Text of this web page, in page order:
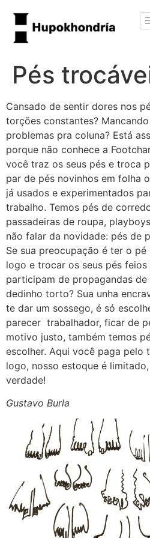
Pés
Cansado de sentir dores nos
torções constantes?
problemas pra coluna? Está
porque não conhece a
você traz os seus pés e troca
par de pés novinhos em folha
já usados e experimentados
trabalho. Temos pés de
passadeiras de roupa,
não falar da novidade: pés de
Se sua preocupação é ter o
logo e trocar os seus pés
participam de propagandas de
dedinho torto? Sua unha
te dar um sossego, é só
parecer trabalhador, ficar de
motivo justo, também temos
escolher. Aqui você paga pelo
logo, nosso estoque é
verdade!
Gustavo Burla